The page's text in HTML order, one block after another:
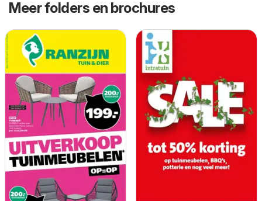
Meer folders en brochures